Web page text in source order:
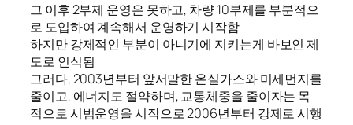
그 이후 2부제 운영은 못하고, 차량 10부제를 부분적으
로 도입하여 계속해서 운영하기 시작함
하지만 강제적인 부분이 아니기에 지키는게 바보인 제
도로 인식됨
그러다, 2003년부터 앞서말한 온실가스와 미세먼지를
줄이고, 에너지도 절약하며, 교통체중을 줄이자는 목
적으로 시범운영을 시작으로 2006년부터 강제로 시행